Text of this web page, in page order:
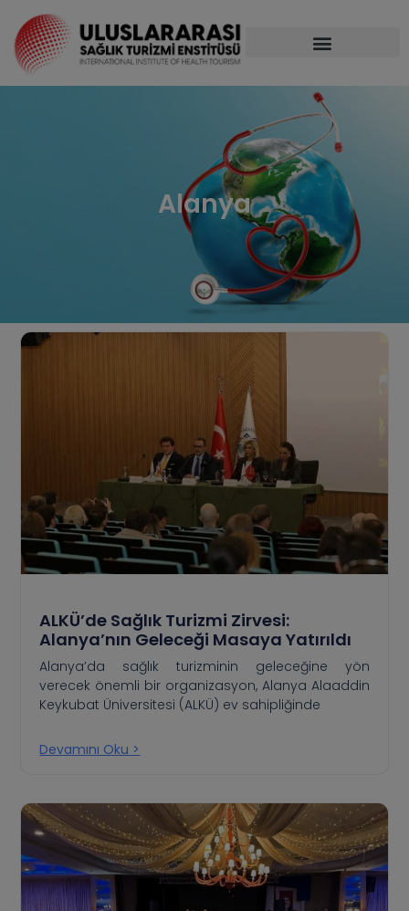
Alanya
ALKÜ’de Sağlık Turizmi Zirvesi:
Alanya’nın Geleceği Masaya Yatırıldı
Alanya’da sağlık turizminin geleceğine yön
verecek önemli bir organizasyon, Alanya Alaaddin
Keykubat Üniversitesi (ALKÜ) ev sahipliğinde
Devamını Oku >